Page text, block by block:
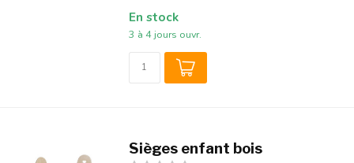
En stock
3 à 4 jours ouvr.
Sièges enfant bois